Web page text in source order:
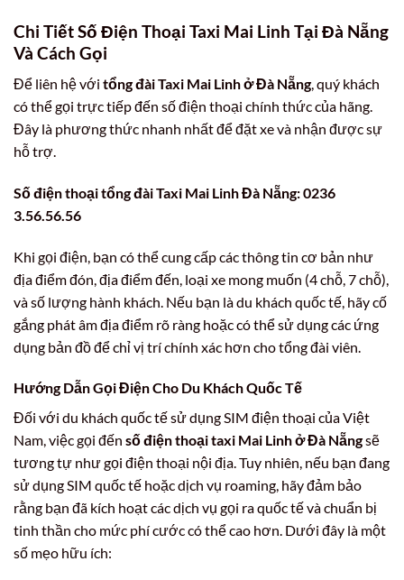
Chi Tiết Số Điện Thoại Taxi Mai Linh Tại Đà Nẵng
Và Cách Gọi
Để liên hệ với tổng đài Taxi Mai Linh ở Đà Nẵng, quý khách
có thể gọi trực tiếp đến số điện thoại chính thức của hãng.
Đây là phương thức nhanh nhất để đặt xe và nhận được sự
hỗ trợ.
Số điện thoại tổng đài Taxi Mai Linh Đà Nẵng: 0236
3.56.56.56
Khi gọi điện, bạn có thể cung cấp các thông tin cơ bản như
địa điểm đón, địa điểm đến, loại xe mong muốn (4 chỗ, 7 chỗ),
và số lượng hành khách. Nếu bạn là du khách quốc tế, hãy cố
gắng phát âm địa điểm rõ ràng hoặc có thể sử dụng các ứng
dụng bản đồ để chỉ vị trí chính xác hơn cho tổng đài viên.
Hướng Dẫn Gọi Điện Cho Du Khách Quốc Tế
Đối với du khách quốc tế sử dụng SIM điện thoại của Việt
Nam, việc gọi đến số điện thoại taxi Mai Linh ở Đà Nẵngsẽ
tương tự như gọi điện thoại nội địa. Tuy nhiên, nếu bạn đang
sử dụng SIM quốc tế hoặc dịch vụ roaming, hãy đảm bảo
rằng bạn đã kích hoạt các dịch vụ gọi ra quốc tế và chuẩn bị
tinh thần cho mức phí cước có thể cao hơn. Dưới đây là một
số mẹo hữu ích: